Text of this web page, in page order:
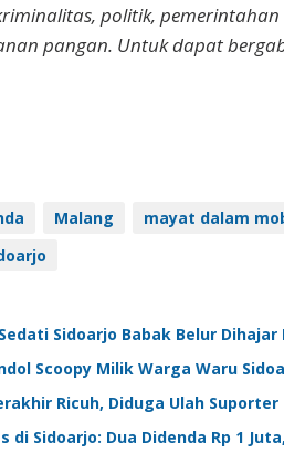
politik,
pangan. Untuk dapat
Malang mayat dalam
Sidoarjo Babak Belur Dihajar
Scoopy Milik Warga Waru
Ricuh, Diduga Ulah Suporter
Sidoarjo: Dua Didenda Rp 1